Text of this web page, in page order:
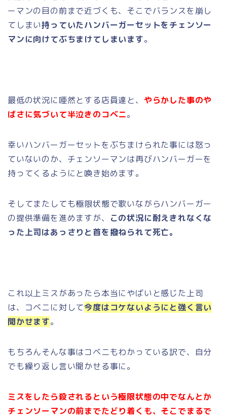
ーマンの目の前まで近づくも、そこでバランスを崩し
てしまい持っていたハンバーガーセットをチェンソー
マンに向けてぶちまけてしまいます。
最低の状況に唖然とする店員達と、 やらかした事のや
ばさに気づいて半泣きのコベニ。
幸いハンバーガーセットをぶちまけられた事には怒っ
ていないのか、チェンソーマンは再びハンバーガーを
持ってくるようにと喚き始めます。
そしてまたしても極限状態で歌いながらハンバーガー
の提供準備を進めますが、
この状況に耐えきれなくな
った上司はあっさりと首を撥ねられて死亡。
これ以上ミスがあったら本当にやばいと感じた上司
は、コベニに対して今度はコケないようにと強く言い
聞かせます。
もちろんそんな事はコベニもわかっている訳で、自分
でも繰り返し言い聞かせる事に。
ミスをしたら殺されるという極限状態の中でなんとか
チェンソーマンの前までたどり着くも、そこでまるで